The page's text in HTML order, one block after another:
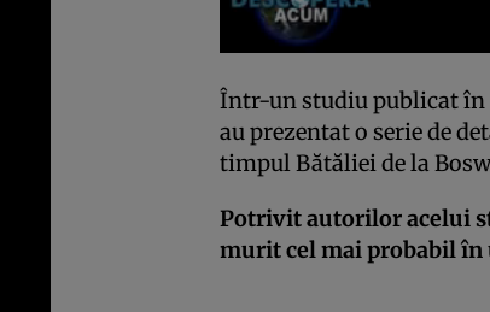
Într-un studiu publicat în
au prezentat o serie de
timpul Bătăliei de la
Potrivit autorilor acelui
murit cel mai probabil